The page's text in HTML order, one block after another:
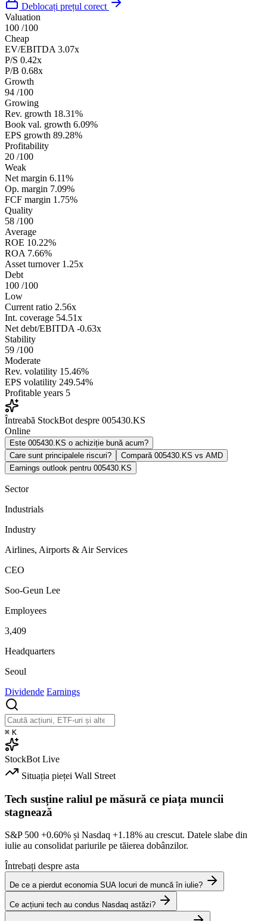
Deblocați prețul corect
Valuation
100 /100
Cheap
EV/EBITDA 3.07x
P/S 0.42x
P/B 0.68x
Growth
94 /100
Growing
Rev. growth 18.31%
Book val. growth 6.09%
EPS growth 89.28%
Profitability
20 /100
Weak
Net margin 6.11%
Op. margin 7.09%
FCF margin 1.75%
Quality
58 /100
Average
ROE 10.22%
ROA 7.66%
Asset turnover 1.25x
Debt
100 /100
Low
Current ratio 2.56x
Int. coverage 54.51x
Net debt/EBITDA -0.63x
Stability
59 /100
Moderate
Rev. volatility 15.46%
EPS volatility 249.54%
Profitable years 5
Întreabă StockBot despre 005430.KS
Online
Este 005430.KS o achiziție bună acum?
Care sunt principalele riscuri?
Compară 005430.KS vs AMD
Earnings outlook pentru 005430.KS
Sector
Industrials
Industry
Airlines, Airports & Air Services
CEO
Soo-Geun Lee
Employees
3,409
Headquarters
Seoul
Dividende Earnings
⌘ K
StockBot Live
Situația pieței Wall Street
Tech susține raliul pe măsură ce piața muncii
stagnează
S&P 500 +0.60% și Nasdaq +1.18% au crescut. Datele slabe din
iulie au consolidat pariurile pe tăierea dobânzilor.
Întrebați despre asta
De ce a pierdut economia SUA locuri de muncă în iulie?
Ce acțiuni tech au condus Nasdaq astăzi?